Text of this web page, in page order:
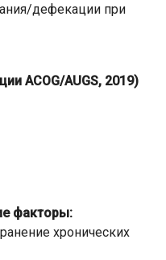
дефекации при
ACOG/AUGS, 2019)
факторы:
хронических